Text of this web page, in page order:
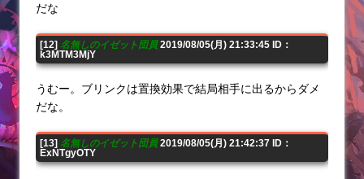
だな
[12] 名無しのイゼット団員2019/08/05(月) 21:33:45 ID：
k3MTM3MjY
うむー。ブリンクは置換効果で結局相手に出るからダメ
だな。
[13] 名無しのイゼット団員2019/08/05(月) 21:42:37 ID：
ExNTgyOTY